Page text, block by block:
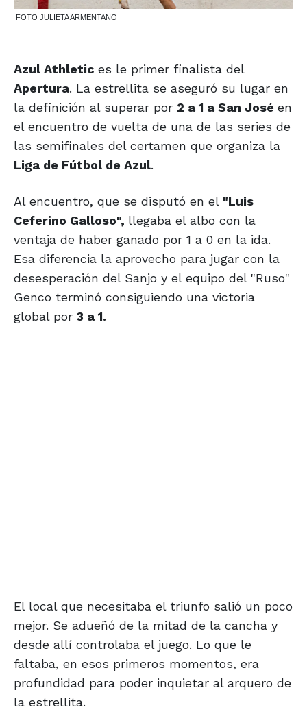
FOTO JULIETA ARMENTANO
Azul Athletic es le primer finalista del
Apertura. La estrellita se aseguró su lugar en
la definición al superar por 2 a 1 a San José en
el encuentro de vuelta de una de las series de
las semifinales del certamen que organiza la
Liga de Fútbol de Azul.
Al encuentro, que se disputó en el "Luis
Ceferino Galloso", llegaba el albo con la
ventaja de haber ganado por 1 a 0 en la ida.
Esa diferencia la aprovecho para jugar con la
desesperación del Sanjo y el equipo del "Ruso"
Genco terminó consiguiendo una victoria
global por 3 a 1.
El local que necesitaba el triunfo salió un poco
mejor. Se adueñó de la mitad de la cancha y
desde allí controlaba el juego. Lo que le
faltaba, en esos primeros momentos, era
profundidad para poder inquietar al arquero de
la estrellita.